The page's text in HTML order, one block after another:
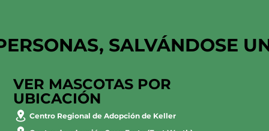
SALVÁNDOSE
VER MASCOTAS POR
UBICACIÓN
Centro Regional de Adopción de Keller